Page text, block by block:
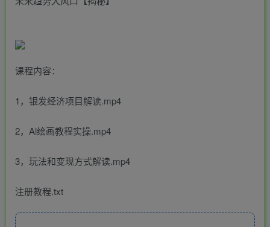
课程内容：
1，银发经济项目解读.mp4
2，Al绘画教程实操.mp4
3，玩法和变现方式解读.mp4
注册教程.txt